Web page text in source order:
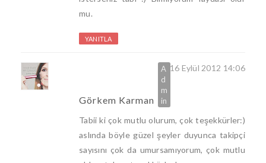
mu.
YANITLA
Görkem Karman
16 Eylül 2012 14:06
Tabii ki çok mutlu olurum, çok teşekkürler:)
aslında böyle güzel şeyler duyunca takipçi
sayısını çok da umursamıyorum, çok mutlu